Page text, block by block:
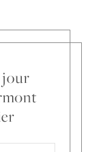
jour